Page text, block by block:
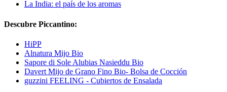
La India: el país de los aromas
Descubre Piccantino:
HiPP
Alnatura Mijo Bio
Sapore di Sole Alubias Nasieddu Bio
Davert Mijo de Grano Fino Bio- Bolsa de Cocción
guzzini FEELING - Cubiertos de Ensalada